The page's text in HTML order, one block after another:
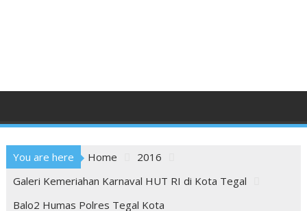
You are here Home
2016
Galeri Kemeriahan Karnaval HUT RI di Kota Tegal
Balo2 Humas Polres Tegal Kota